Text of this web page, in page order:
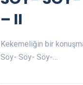
– II
Kekemeliğin bir
Söy- Söy- Söy-…